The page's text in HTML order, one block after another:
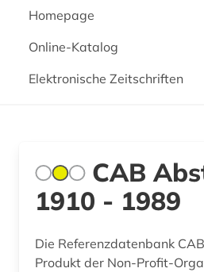
Homepage
Online-Katalog
Elektronische Zeitschriften
CAB
1910 - 1989
Die Referenzdatenbank
Produkt der Non-Profit-